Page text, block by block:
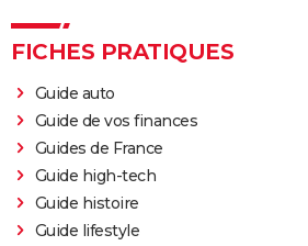
FICHES PRATIQUES
Guide auto
Guide de vos finances
Guides de France
Guide high-tech
Guide histoire
Guide lifestyle